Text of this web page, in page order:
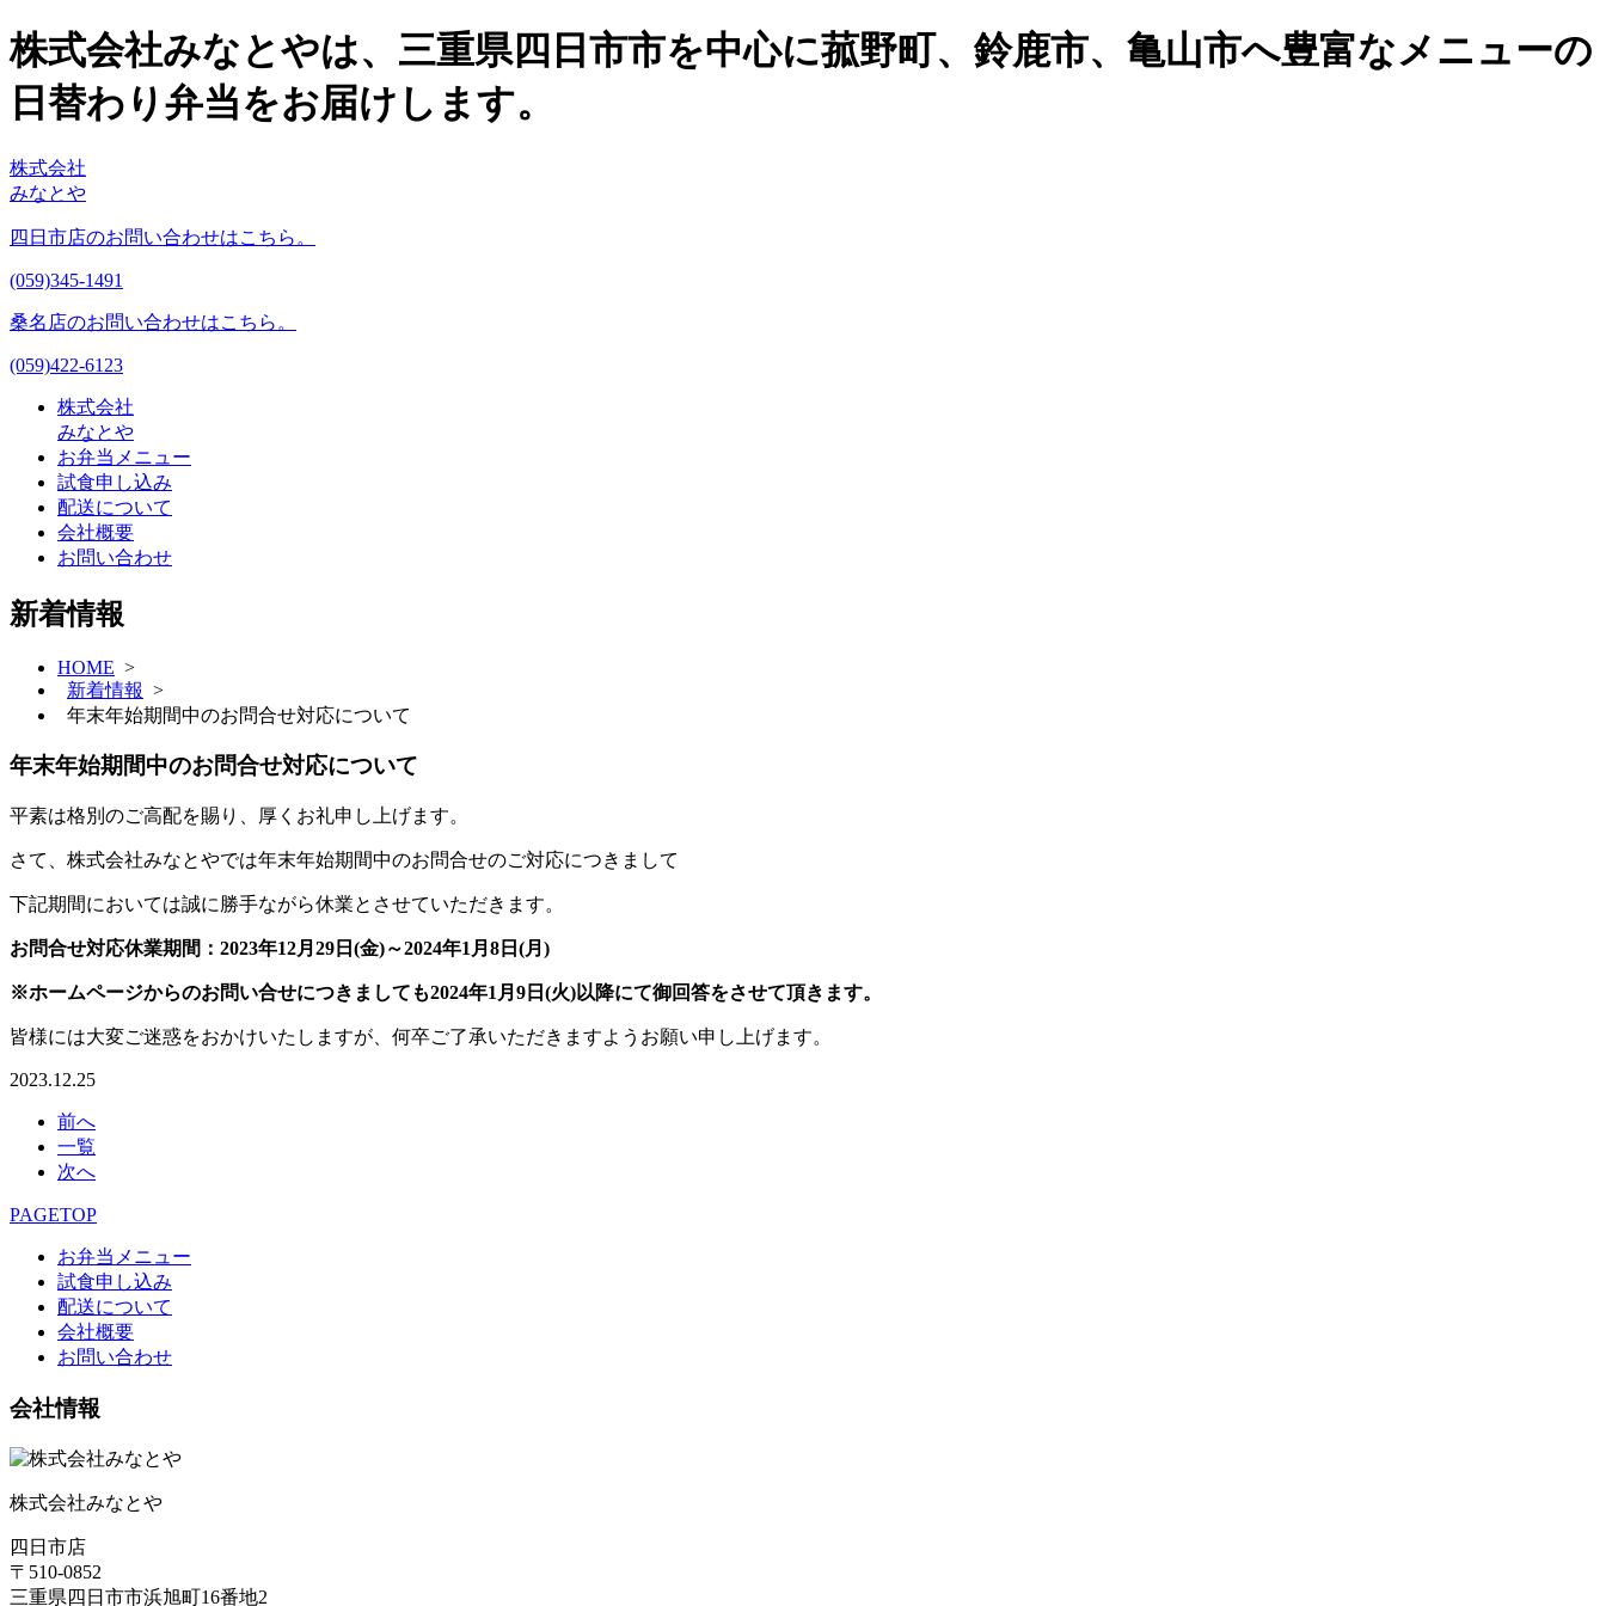
株式会社みなとやは、三重県四日市市を中心に菰野町、鈴鹿市、亀山市へ豊富なメニューの
日替わり弁当をお届けします。
株式会社
みなとや
四日市店のお問い合わせはこちら。
(059)345-1491
桑名店のお問い合わせはこちら。
(059)422-6123
株式会社
みなとや
お弁当メニュー
試食申し込み
配送について
会社概要
お問い合わせ
新着情報
HOME >
新着情報 >
年末年始期間中のお問合せ対応について
年末年始期間中のお問合せ対応について
平素は格別のご高配を賜り、厚くお礼申し上げます。
さて、株式会社みなとやでは年末年始期間中のお問合せのご対応につきまして
下記期間においては誠に勝手ながら休業とさせていただきます。
お問合せ対応休業期間：2023年12月29日(金)～2024年1月8日(月)
※ホームページからのお問い合せにつきましても2024年1月9日(火)以降にて御回答をさせて頂きます。
皆様には大変ご迷惑をおかけいたしますが、何卒ご了承いただきますようお願い申し上げます。
2023.12.25
前へ
一覧
次へ
PAGETOP
お弁当メニュー
試食申し込み
配送について
会社概要
お問い合わせ
会社情報
株式会社みなとや
四日市店
〒510-0852
三重県四日市市浜旭町16番地2